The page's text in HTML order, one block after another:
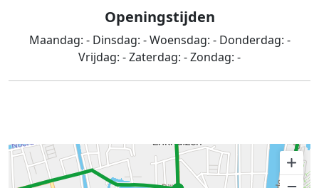
Openingstijden
Maandag: - Dinsdag: -Woensdag: - Donderdag: -
Vrijdag: -Zaterdag: -Zondag: -